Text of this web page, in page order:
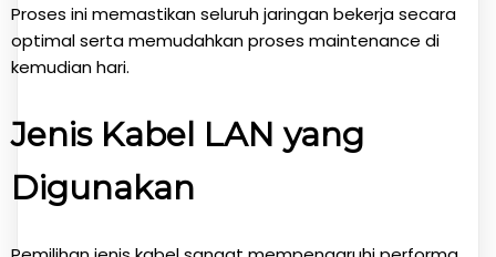
Proses ini memastikan seluruh jaringan bekerja secara
optimal serta memudahkan proses maintenance di
kemudian hari.
Jenis Kabel LAN yang
Digunakan